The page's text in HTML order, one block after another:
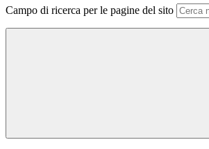
Campo di ricerca per le pagine del sito